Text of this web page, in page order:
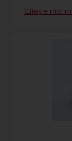
Citește mai